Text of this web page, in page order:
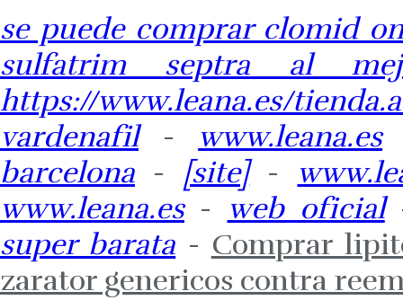
se puede comprar clomid
sulfatrim septra al
https://www.leana.es/
vardenafil- www.leana.es
barcelona - [site]-
www.leana.es- web oficial
super barata - Comprar
zarator genericos contra